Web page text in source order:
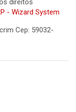
direitos
- Wizard System
Cep: 59032-